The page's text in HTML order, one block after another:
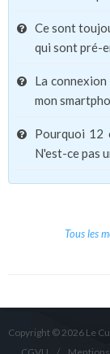
Ce sont
qui sont pré-
La
mon
Pourquoi 12
N'est-ce pas
Tous les
Copyright © 2026 Le